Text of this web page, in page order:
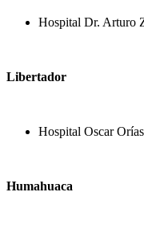
Hospital Dr. Arturo
Libertador
Hospital Oscar Orías
Humahuaca